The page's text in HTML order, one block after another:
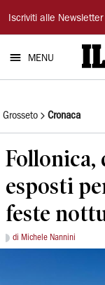
Il
Tirreno
Iscriviti alle Newsletter
MENU
Grosseto Cronaca
Follonica,
esposti
feste
di Michele Nannini